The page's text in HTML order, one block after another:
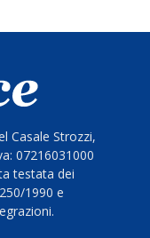
Casale Strozzi,
07216031000
testata dei
1990 e